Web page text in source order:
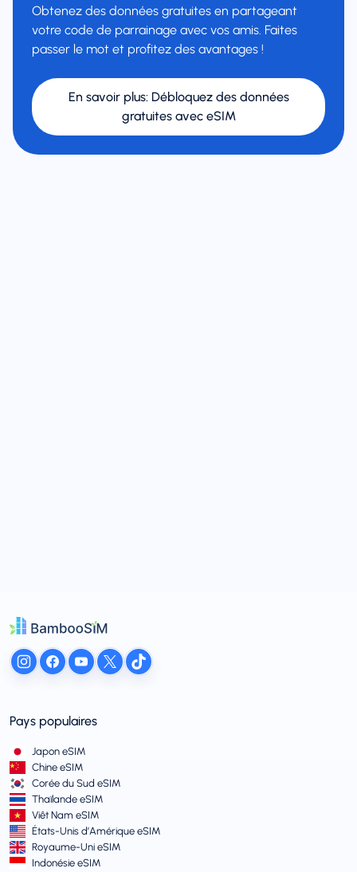
Obtenez des données gratuites en partageant
votre code de parrainage avec vos amis. Faites
passer le mot et profitez des avantages !
En savoir plus: Débloquez des données
gratuites avec eSIM
Pays populaires
Japon eSIM
Chine eSIM
Corée du Sud eSIM
Thaïlande eSIM
Viêt Nam eSIM
États-Unis d’Amérique eSIM
Royaume-Uni eSIM
Indonésie eSIM